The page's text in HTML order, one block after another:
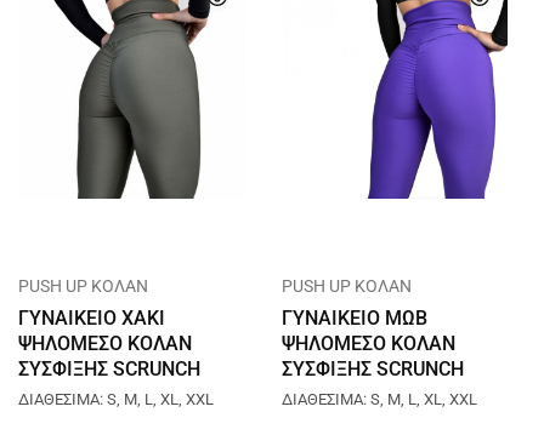
PUSH UP ΚΟΛΑΝ
ΓΥΝΑΙΚΕΙΟ ΧΑΚΙ
ΨΗΛΟΜΕΣΟ ΚΟΛΑΝ
ΣΥΣΦΙΞΗΣ SCRUNCH
L012
ΔΙΑΘΕΣΙΜΑ: S, M, L, XL, XXL
PUSH UP ΚΟΛΑΝ
ΓΥΝΑΙΚΕΙΟ ΜΩΒ
ΨΗΛΟΜΕΣΟ ΚΟΛΑΝ
ΣΥΣΦΙΞΗΣ SCRUNCH
L015
ΔΙΑΘΕΣΙΜΑ: S, M, L, XL, XXL